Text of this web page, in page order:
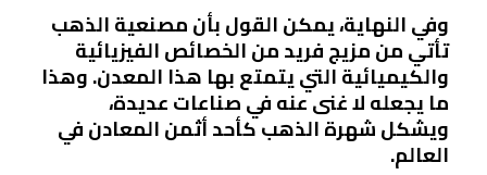
وفي النهاية، يمكن القول بأن مصنعية الذهب
تأتي من مزيج فريد من الخصائص الفيزيائية
والكيميائية التي يتمتع بها هذا المعدن. وهذا
ما يجعله لا غنى عنه في صناعات عديدة،
ويشكل شهرة الذهب كأحد أثمن المعادن في
العالم.